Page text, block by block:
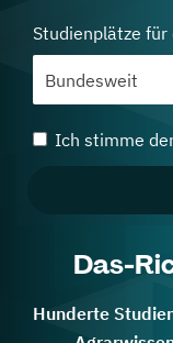
Studienplätze für
Ich stimme
Das-
Hunderte